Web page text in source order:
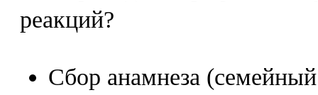
реакций?
Сбор анамнеза